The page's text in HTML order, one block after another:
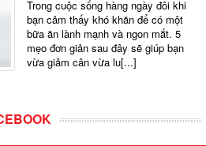
Trong cuộc sống hàng ngày đôi khi
bạn cảm thấy khó khăn để có một
bữa ăn lành mạnh và ngon mắt. 5
mẹo đơn giản sau đây sẽ giúp bạn
vừa giảm cân vừa lu[...]